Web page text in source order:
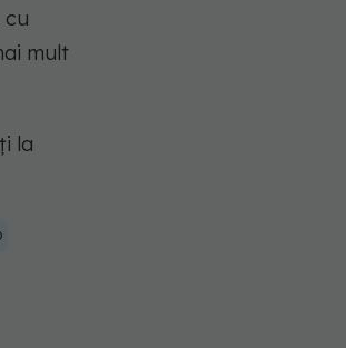
cu
mult
la